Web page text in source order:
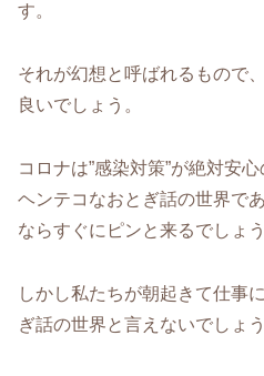
す。
それが幻想と呼ばれるもので、
良いでしょう。
コロナは”感染対策”が絶対安
ヘンテコなおとぎ話の世界で
ならすぐにピンと来るでしょう
しかし私たちが朝起きて仕事
ぎ話の世界と言えないでしょ